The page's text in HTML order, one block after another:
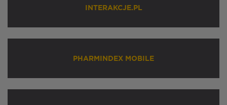
INTERAKCJE.PL
PHARMINDEX MOBILE